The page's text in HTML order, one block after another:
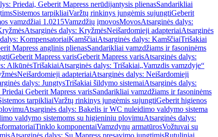
Priedai, Geberit Mapress nerūdijantysis plienasSandarikliai
Sistemos tarpikliaiVaržtų rinkinys jungėmis sujungtiGeberit
vamzdžiai 1.0215Vamzdžių įmovosMovosAtsarginės dalys:
Atsarginės dalys: KryžmėsNeišardomieji adapteriaiAtsarginės
KompensatoriaiKamščiaiAtsarginės dalys: KamščiaiTrišakiai
Mapress anglinis plienasSandarikliai vamzdžiams ir fasoninėms
Geberit Mapress varisGeberit Mapress varisAtsarginės dalys:
AlkūnėsTrišakiaiAtsarginės dalys: Trišakiai„Vamzdis vamzdyje“
Neišardomieji adapteriaiAtsarginės dalys: Neišardomieji
dalys: JungtysTrišakiai šildymo sistemaiAtsarginės dalys:
Geberit Mapress varisSandarikliai vamzdžiams ir fasoninėms
tarpikliaiVaržtų rinkinys jungėmis sujungtiGeberit higienos
Atsarginės dalys: Bakelis ir WC nuleidimo valdymo sistema
valdymo sistemoms su higieniniu plovimuAtsarginės dalys:
Tinklo komponentaiVamzdynų armatūrosVožtuvai su
Atsarginės dalys: Su Mapress presavimo jungtimisRutuliniai